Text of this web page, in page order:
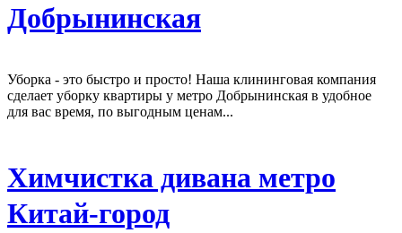
Добрынинская
Уборка - это быстро и просто! Наша клининговая компания
сделает уборку квартиры у метро Добрынинская в удобное
для вас время, по выгодным ценам...
Химчистка дивана метро
Китай-город